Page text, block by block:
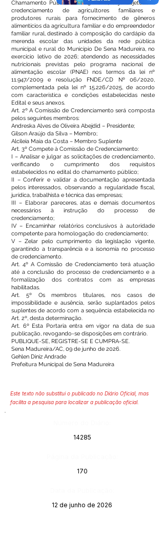
Chamamento Público nº 003/2026, cujo objeto é o
credenciamento de agricultores familiares e
produtores rurais para fornecimento de gêneros
alimentícios da agricultura familiar e do empreendedor
familiar rural, destinado à composição do cardápio da
merenda escolar das unidades da rede pública
municipal e rural do Município De Sena Madureira, no
exercício letivo de 2026; atendendo as necessidades
nutricionais previstas pelo programa nacional de
alimentação escolar (PNAE) nos termos da lei nº
11.947/2009 e resolução FNDE/CD Nº 06/2020,
complementada pela lei nº 15.226/2025, de acordo
com característica e condições estabelecidas neste
Edital e seus anexos.
Art. 2º A Comissão de Credenciamento será composta
pelos seguintes membros:
Andreska Alves de Oliveira Abejdid – Presidente;
Gilson Araújo da Silva – Membro;
Alcileia Maia da Costa – Membro Suplente
Art. 3º Compete à Comissão de Credenciamento:
I – Analisar e julgar as solicitações de credenciamento,
verificando o cumprimento dos requisitos
estabelecidos no edital do chamamento público;
II – Conferir e validar a documentação apresentada
pelos interessados, observando a regularidade fiscal,
jurídica, trabalhista e técnica das empresas;
III – Elaborar pareceres, atas e demais documentos
necessários à instrução do processo de
credenciamento;
IV – Encaminhar relatórios conclusivos à autoridade
competente para homologação do credenciamento;
V – Zelar pelo cumprimento da legislação vigente,
garantindo a transparência e a isonomia no processo
de credenciamento.
Art. 4º A Comissão de Credenciamento terá atuação
até a conclusão do processo de credenciamento e a
formalização dos contratos com as empresas
habilitadas.
Art. 5º Os membros titulares, nos casos de
impossibilidade e ausência, serão suplantados pelos
suplentes de acordo com a sequência estabelecida no
Art. 2º, desta determinação.
Art. 6º Esta Portaria entra em vigor na data de sua
publicação, revogando-se disposições em contrário.
PUBLIQUE-SE, REGISTRE-SE E CUMPRA-SE.
Sena Madureira/AC, 09 de junho de 2026.
Gehlen Diniz Andrade
Prefeitura Municipal de Sena Madureira
Este texto não substitui o publicado no Diário Oficial, mas
facilita a pesquisa para localizar a publicação oficial.
14285
170
12 de junho de 2026